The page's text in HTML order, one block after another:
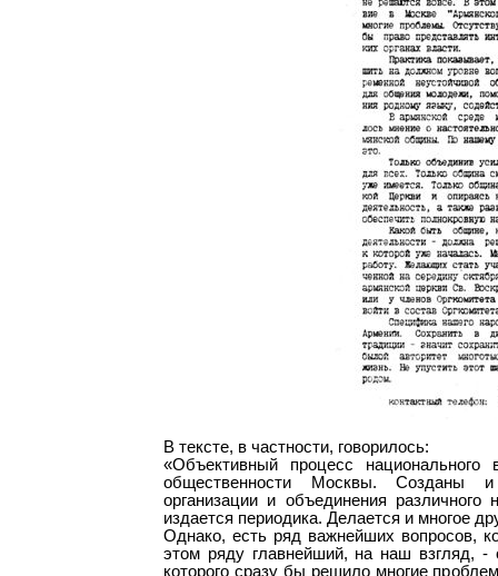
В тексте, в частности, говорилось:
«Объективный процесс
общественности Москвы. Созданы и
организации и объединения
издается периодика. Делается и многое
Однако, есть ряд важнейших вопросов,
этом ряду главнейший, на наш взгляд, -
которого сразу бы решило многие